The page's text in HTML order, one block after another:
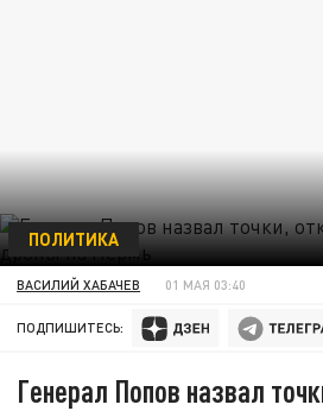
ПОЛИТИКА
ВАСИЛИЙ ХАБАЧЕВ 01 МАЯ 03:40
ПОДПИШИТЕСЬ:
Генерал Попов назвал